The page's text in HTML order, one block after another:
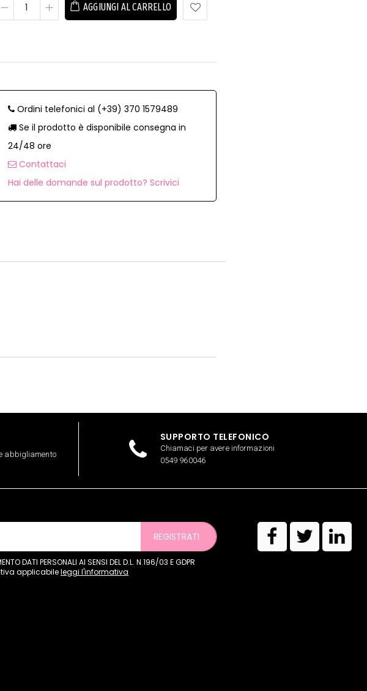
AGGIUNGI AL CARRELLO
Ordini telefonici al (+39) 370 1579489
Se il prodotto è disponibile consegna in
24/48 ore
Contattaci
Hai delle domande sul prodotto? Scrivici
abbigliamento
SUPPORTO TELEFONICO
Chiamaci per avere informazioni
0549 960046
REGISTRATI
DATI PERSONALI AI SENSI DEL D.L. N.196/03 E GDPR
applicabileleggi l'informativa